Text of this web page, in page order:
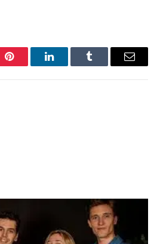
Pinterest LinkedInTumblr Email